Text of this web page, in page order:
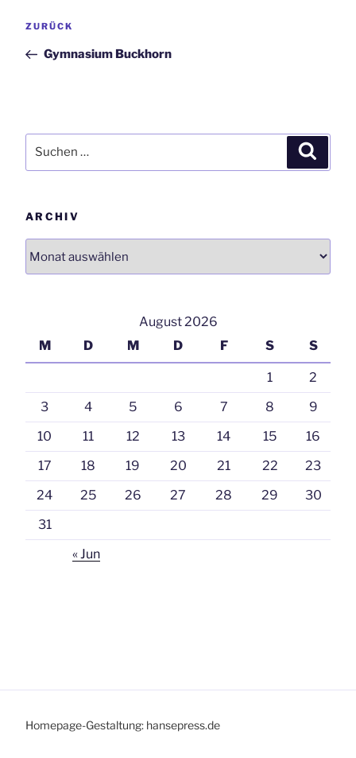
Vorheriger
ZURÜCK
Gymnasium Buckhorn
nach:
ARCHIV
August 2026
M
D M D F S S
1
2
3
4 5 6 7 8
9
10
11 12 13 14 15
16
17
18 19 20 21 22
23
24
25 26 27 28 29
30
31
« Jun
Homepage-Gestaltung: hansepress.de